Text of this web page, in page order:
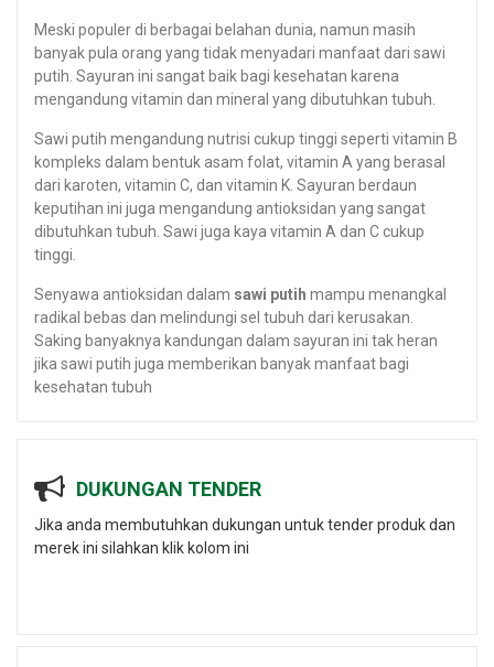
Meski populer di berbagai belahan dunia, namun masih
banyak pula orang yang tidak menyadari manfaat dari sawi
putih. Sayuran ini sangat baik bagi kesehatan karena
mengandung vitamin dan mineral yang dibutuhkan tubuh.
Sawi putih mengandung nutrisi cukup tinggi seperti vitamin B
kompleks dalam bentuk asam folat, vitamin A yang berasal
dari karoten, vitamin C, dan vitamin K. Sayuran berdaun
keputihan ini juga mengandung antioksidan yang sangat
dibutuhkan tubuh. Sawi juga kaya vitamin A dan C cukup
tinggi.
Senyawa antioksidan dalam sawi putih mampu menangkal
radikal bebas dan melindungi sel tubuh dari kerusakan.
Saking banyaknya kandungan dalam sayuran ini tak heran
jika sawi putih juga memberikan banyak manfaat bagi
kesehatan tubuh
DUKUNGAN TENDER
Jika anda membutuhkan dukungan untuk tender produk dan
merek ini silahkan klik kolom ini